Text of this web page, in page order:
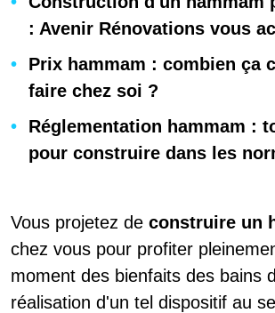
: Avenir Rénovations vous
Prix hammam : combien ça
faire chez soi ?
Réglementation hammam :
pour construire dans les
Vous projetez de construire un
chez vous pour profiter
moment des bienfaits des bains
réalisation d'un tel dispositif au